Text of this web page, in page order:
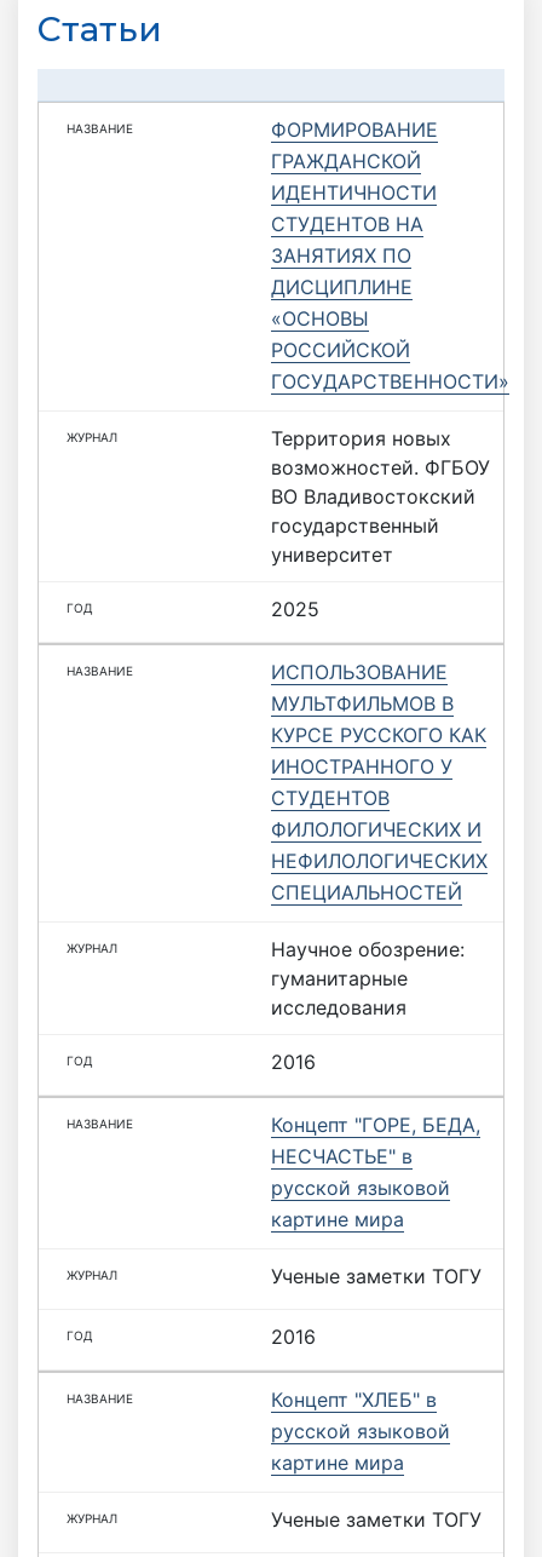
Статьи
ФОРМИРОВАНИЕ
ГРАЖДАНСКОЙ
ИДЕНТИЧНОСТИ
СТУДЕНТОВ НА
ЗАНЯТИЯХ ПО
ДИСЦИПЛИНЕ
«ОСНОВЫ
РОССИЙСКОЙ
ГОСУДАРСТВЕННОСТИ»
Территория новых
возможностей. ФГБОУ
ВО Владивостокский
государственный
университет
2025
ИСПОЛЬЗОВАНИЕ
МУЛЬТФИЛЬМОВ В
КУРСЕ РУССКОГО КАК
ИНОСТРАННОГО У
СТУДЕНТОВ
ФИЛОЛОГИЧЕСКИХ И
НЕФИЛОЛОГИЧЕСКИХ
СПЕЦИАЛЬНОСТЕЙ
Научное обозрение:
гуманитарные
исследования
2016
Концепт "ГОРЕ, БЕДА,
НЕСЧАСТЬЕ" в
русской языковой
картине мира
Ученые заметки ТОГУ
2016
Концепт "ХЛЕБ" в
русской языковой
картине мира
Ученые заметки ТОГУ